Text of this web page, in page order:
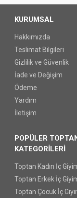
KURUMSAL
Hakkımızda
Teslimat Bilgileri
Gizlilik ve Güvenlik
İade ve Değişim
Ödeme
Yardım
İletişim
POPÜLER
KATEGORİLERİ
Toptan Kadın İç
Toptan Erkek İç
Toptan Çocuk İç